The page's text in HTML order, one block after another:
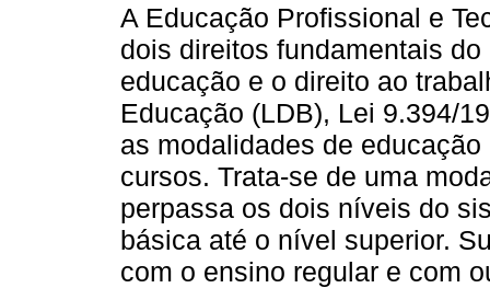
A Educação Profissional e
dois direitos fundamentais
educação e o direito ao
Educação (LDB), Lei 9.394/
as modalidades de
cursos. Trata-se de uma
perpassa os dois níveis do
básica até o nível superior.
com o ensino regular e com